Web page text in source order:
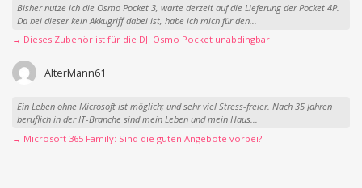
Bisher nutze ich die Osmo Pocket 3, warte derzeit auf die Lieferung der Pocket 4P.
Da bei dieser kein Akkugriff dabei ist, habe ich mich für den...
→ Dieses Zubehör ist für die DJI Osmo Pocket unabdingbar
AlterMann61
Ein Leben ohne Microsoft ist möglich; und sehr viel Stress-freier. Nach 35 Jahren
beruflich in der IT-Branche sind mein Leben und mein Haus...
→ Microsoft 365 Family: Sind die guten Angebote vorbei?